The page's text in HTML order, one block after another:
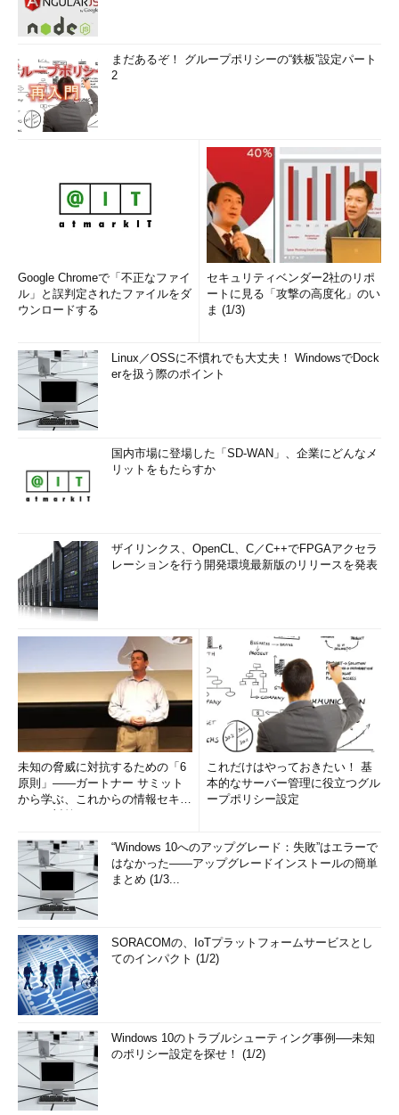
まだあるぞ！ グループポリシーの“鉄板”設定パート
2
Google Chromeで「不正なファイ
ル」と誤判定されたファイルをダ
ウンロードする
セキュリティベンダー2社のリポ
ートに見る「攻撃の高度化」のい
ま (1/3)
Linux／OSSに不慣れでも大丈夫！ WindowsでDock
erを扱う際のポイント
国内市場に登場した「SD-WAN」、企業にどんなメ
リットをもたらすか
ザイリンクス、OpenCL、C／C++でFPGAアクセラ
レーションを行う開発環境最新版のリリースを発表
未知の脅威に対抗するための「6
原則」――ガートナー サミット
から学ぶ、これからの情報セキュ
これだけはやっておきたい！ 基
本的なサーバー管理に役立つグル
ープポリシー設定
“Windows 10へのアップグレード：失敗”はエラーで
はなかった――アップグレードインストールの簡単
まとめ (1/3...
SORACOMの、IoTプラットフォームサービスとし
てのインパクト (1/2)
Windows 10のトラブルシューティング事例──未知
のポリシー設定を探せ！ (1/2)